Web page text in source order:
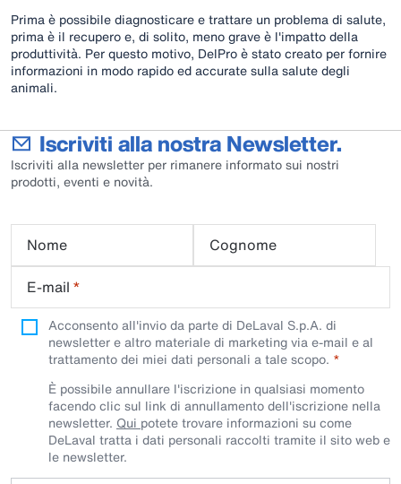
Prima è possibile diagnosticare e trattare un problema di salute,
prima è il recupero e, di solito, meno grave è l'impatto della
produttività. Per questo motivo, DelPro è stato creato per fornire
informazioni in modo rapido ed accurate sulla salute degli
animali.
Iscriviti alla nostra Newsletter.
Iscriviti alla newsletter per rimanere informato sui nostri
prodotti, eventi e novità.
Nome
Cognome
E-mail *
Acconsento all'invio da parte di DeLaval S.p.A. di
newsletter e altro materiale di marketing via e-mail e al
trattamento dei miei dati personali a tale scopo.
È possibile annullare l'iscrizione in qualsiasi momento
facendo clic sul link di annullamento dell'iscrizione nella
newsletter. Qui potete trovare informazioni su come
DeLaval tratta i dati personali raccolti tramite il sito web e
le newsletter.